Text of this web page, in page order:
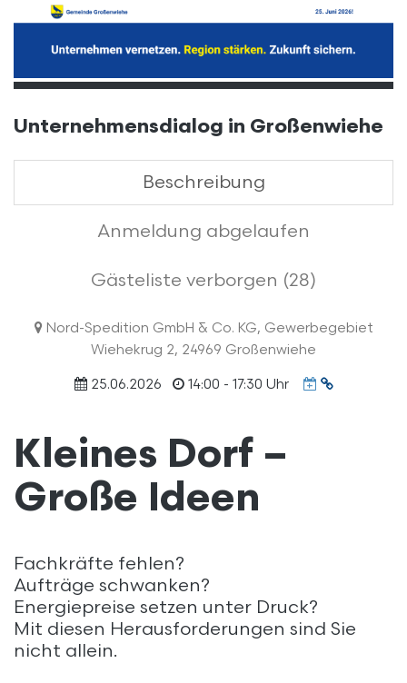
Unternehmensdialog in Großenwiehe
Beschreibung
Anmeldung abgelaufen
Gästeliste verborgen (28)
Nord-Spedition GmbH & Co. KG, Gewerbegebiet
Wiehekrug 2, 24969 Großenwiehe
25.06.2026 14:00 - 17:30 Uhr
Termin
Kleines Dorf –
Große Ideen
Fachkräfte fehlen?
Aufträge schwanken?
Energiepreise setzen unter Druck?
Mit diesen Herausforderungen sind Sie
nicht allein.